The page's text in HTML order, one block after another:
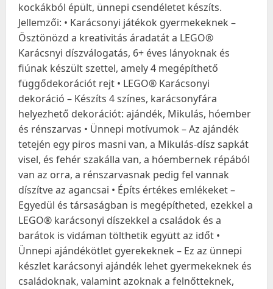
kockákból épült, ünnepi csendéletet készíts.
Jellemzői: • Karácsonyi játékok gyermekeknek –
Ösztönözd a kreativitás áradatát a LEGO®
Karácsnyi díszválogatás, 6+ éves lányoknak és
fiúnak készült szettel, amely 4 megépíthető
függődekorációt rejt • LEGO® Karácsonyi
dekoráció – Készíts 4 színes, karácsonyfára
helyezhető dekorációt: ajándék, Mikulás, hóember
és rénszarvas • Ünnepi motívumok – Az ajándék
tetején egy piros masni van, a Mikulás-dísz sapkát
visel, és fehér szakálla van, a hóembernek répából
van az orra, a rénszarvasnak pedig fel vannak
díszítve az agancsai • Építs értékes emlékeket –
Egyedül és társaságban is megépítheted, ezekkel a
LEGO® karácsonyi díszekkel a családok és a
barátok is vidáman tölthetik együtt az időt •
Ünnepi ajándékötlet gyerekeknek – Ez az ünnepi
készlet karácsonyi ajándék lehet gyermekeknek és
családoknak, valamint azoknak a felnőtteknek,